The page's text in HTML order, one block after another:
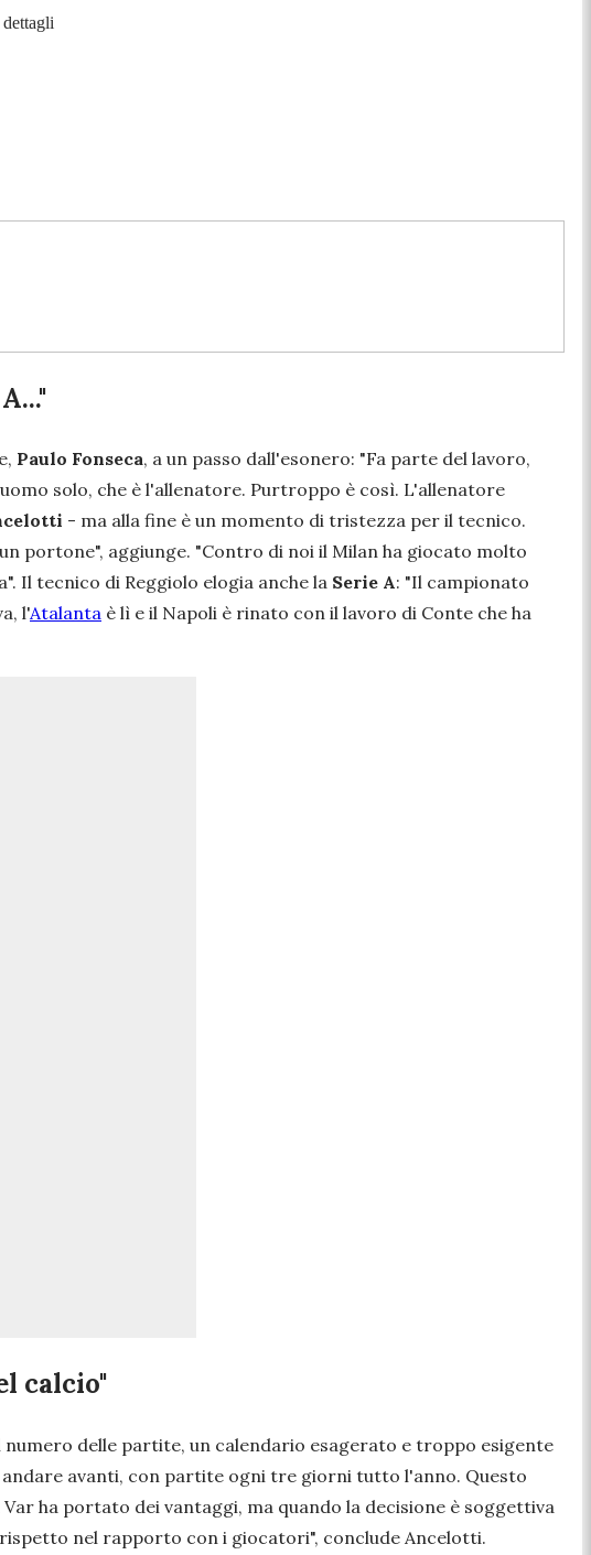
Paulo Fonseca, a un passo dall'esonero: "Fa parte del lavoro,
solo, che è l'allenatore. Purtroppo è così. L'allenatore
- ma alla fine è un momento di tristezza per il tecnico.
portone", aggiunge. "Contro di noi il Milan ha giocato molto
". Il tecnico di Reggiolo elogia anche la Serie A: "Il campionato
l'Atalanta è lì e il Napoli è rinato con il lavoro di Conte che ha
calcio"
numero delle partite, un calendario esagerato e troppo esigente
avanti, con partite ogni tre giorni tutto l'anno. Questo
Var ha portato dei vantaggi, ma quando la decisione è soggettiva
rispetto nel rapporto con i giocatori", conclude Ancelotti.